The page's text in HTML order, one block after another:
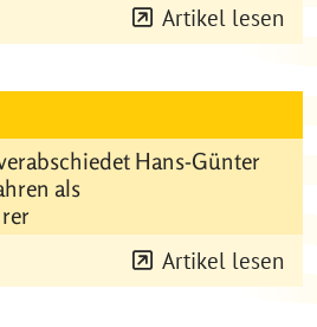
Artikel lesen
Hans-Günter
als
Artikel lesen